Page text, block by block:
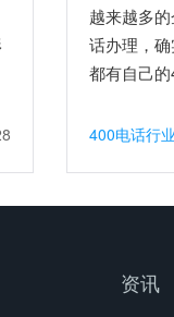
越来越多
话办理，
都有自己
400电话行
资讯